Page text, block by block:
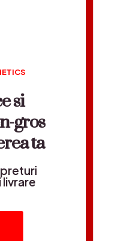
si
gros
ta